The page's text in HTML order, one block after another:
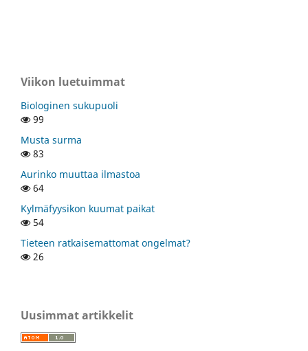
Viikon luetuimmat
Biologinen sukupuoli
99
Musta surma
83
Aurinko muuttaa ilmastoa
64
Kylmäfyysikon kuumat paikat
54
Tieteen ratkaisemattomat ongelmat?
26
Uusimmat artikkelit